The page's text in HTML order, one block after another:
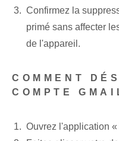
Confirmez la
primé sans affecter
de l'appareil.
COMMENT
COMPTE
Ouvrez l'application